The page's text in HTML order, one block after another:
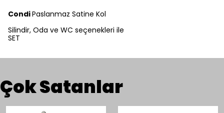
CondiPaslanmaz Satine Kol
Silindir, Oda ve WC seçenekleri ile
SET
Çok Satanlar